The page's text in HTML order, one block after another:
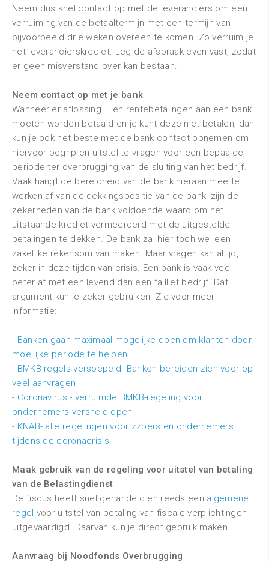
Neem dus snel contact op met de leveranciers om een
verruiming van de betaaltermijn met een termijn van
bijvoorbeeld drie weken overeen te komen. Zo verruim je
het leverancierskrediet. Leg de afspraak even vast, zodat
er geen misverstand over kan bestaan.
Neem contact op met je bank
Wanneer er aflossing – en rentebetalingen aan een bank
moeten worden betaald en je kunt deze niet betalen, dan
kun je ook het beste met de bank contact opnemen om
hiervoor begrip en uitstel te vragen voor een bepaalde
periode ter overbrugging van de sluiting van het bedrijf.
Vaak hangt de bereidheid van de bank hieraan mee te
werken af van de dekkingspositie van de bank: zijn de
zekerheden van de bank voldoende waard om het
uitstaande krediet vermeerderd met de uitgestelde
betalingen te dekken. De bank zal hier toch wel een
zakelijke rekensom van maken. Maar vragen kan altijd,
zeker in deze tijden van crisis. Een bank is vaak veel
beter af met een levend dan een failliet bedrijf. Dat
argument kun je zeker gebruiken. Zie voor meer
informatie:
- Banken gaan maximaal mogelijke doen om klanten door
moeilijke periode te helpen
- BMKB-regels versoepeld. Banken bereiden zich voor op
veel aanvragen
- Coronavirus - verruimde BMKB-regeling voor
ondernemers versneld open
- KNAB- alle regelingen voor zzpers en ondernemers
tijdens de coronacrisis
Maak gebruik van de regeling voor uitstel van betaling
van de Belastingdienst
De fiscus heeft snel gehandeld en reeds een algemene
regel voor uitstel van betaling van fiscale verplichtingen
uitgevaardigd. Daarvan kun je direct gebruik maken.
Aanvraag bij Noodfonds Overbrugging